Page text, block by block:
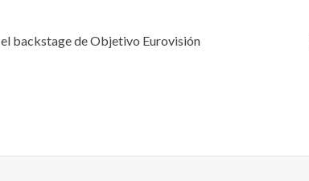
backstage de Objetivo Eurovisión